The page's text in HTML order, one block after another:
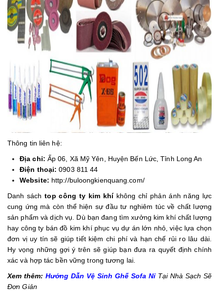
Thông tin liên hệ:
Địa chỉ: Ấp 06, Xã Mỹ Yên, Huyện Bến Lức, Tỉnh Long An
Điện thoại: 0903 811 44
Website: http://buloongkienquang.com/
Danh sách top công ty kim khíkhông chỉ phản ánh năng lực
cung ứng mà còn thể hiện sự đầu tư nghiêm túc về chất lượng
sản phẩm và dịch vụ. Dù bạn đang tìm xưởng kim khí chất lượng
hay công ty bán đồ kim khí phục vụ dự án lớn nhỏ, việc lựa chọn
đơn vị uy tín sẽ giúp tiết kiệm chi phí và hạn chế rủi ro lâu dài.
Hy vọng những gợi ý trên sẽ giúp bạn đưa ra quyết định chính
xác và hợp tác bền vững trong tương lai.
Xem thêm:Hướng Dẫn Vệ Sinh Ghế Sofa NỉTại Nhà Sạch Sẽ
Đơn Giản